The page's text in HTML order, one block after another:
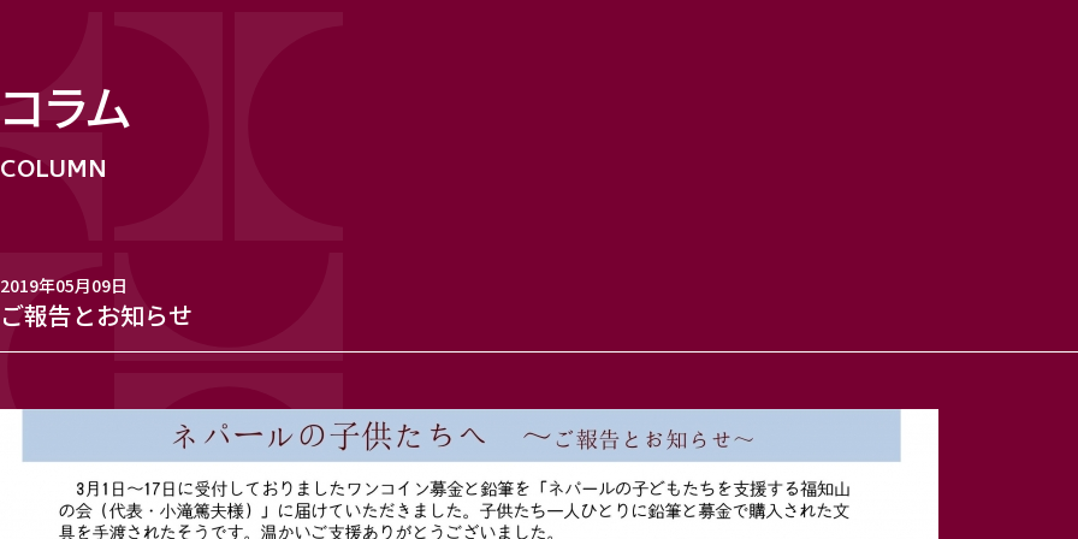
コラム
ご報告とお知らせ
2019年05月09日